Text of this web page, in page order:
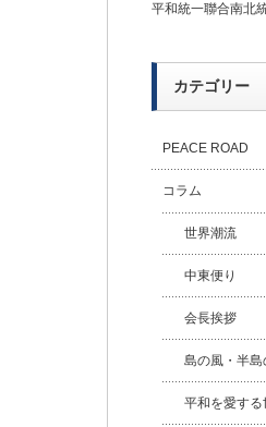
平和統一聯合南北
カテゴリー
PEACE ROAD
コラム
世界潮流
中東便り
会長挨拶
島の風・半島
平和を愛す